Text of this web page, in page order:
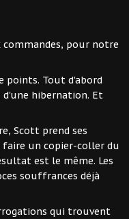
commandes, pour notre
points. Tout d'abord
d'une hibernation. Et
Scott prend ses
faire un copier-coller du
est le même. Les
souffrances déjà
qui trouvent